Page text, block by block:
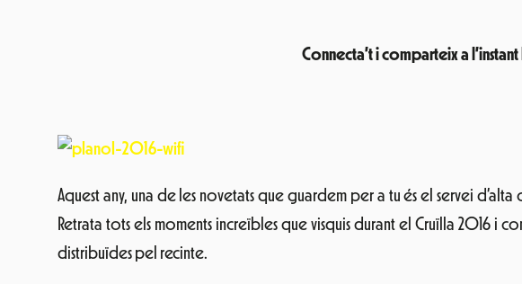
Connecta’t i comparteix a
Aquest any, una de les novetats que guardem per a tu és el servei
Retrata tots els moments increïbles que visquis durant el Cruïlla 2016 i
distribuïdes pel recinte.